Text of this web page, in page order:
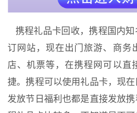
携程礼品卡回收，携程国内知
订网站，现在出门旅游、商务
店、机票等，在携程网可以直
捷。携程可以使用礼品卡，现
发放节日福利也都是直接发放